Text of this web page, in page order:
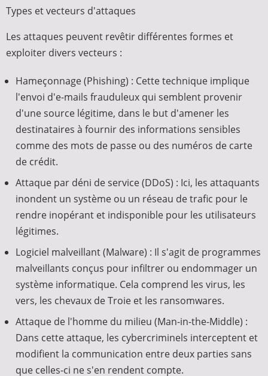
Types et vecteurs d'attaques
Les attaques peuvent revêtir différentes formes et
exploiter divers vecteurs :
Hameçonnage (Phishing) : Cette technique implique
l'envoi d'e-mails frauduleux qui semblent provenir
d'une source légitime, dans le but d'amener les
destinataires à fournir des informations sensibles
comme des mots de passe ou des numéros de carte
de crédit.
Attaque par déni de service (DDoS) : Ici, les attaquants
inondent un système ou un réseau de trafic pour le
rendre inopérant et indisponible pour les utilisateurs
légitimes.
Logiciel malveillant (Malware) : Il s'agit de programmes
malveillants conçus pour infiltrer ou endommager un
système informatique. Cela comprend les virus, les
vers, les chevaux de Troie et les ransomwares.
Attaque de l'homme du milieu (Man-in-the-Middle) :
Dans cette attaque, les cybercriminels interceptent et
modifient la communication entre deux parties sans
que celles-ci ne s'en rendent compte.